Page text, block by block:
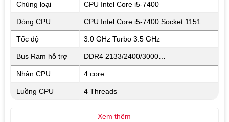
Chủng loại CPU Intel Core i5-7400
Dòng CPU CPU Intel Core i5-7400 Socket 1151
Tốc độ 3.0 GHz Turbo 3.5 GHz
Bus Ram hỗ trợ DDR4 2133/2400/3000…
Nhân CPU 4 core
Luồng CPU 4 Threads
Xem thêm